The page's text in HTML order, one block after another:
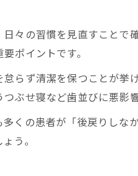
決め手
法
性
較
理由
々の習慣を見直すことで
ポイントです。
らず清潔を保つことが挙
ぶせ寝など歯並びに悪影
くの患者が「後戻りしな
う。